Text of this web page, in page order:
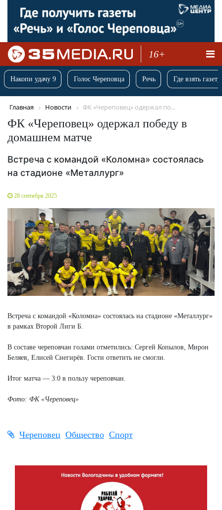
16+
Накопи удачу 9 Голос Череповца Речь Где взять
Главная Новости ФК «Череповец» одержал по...
ФК «Череповец» одержал победу в
домашнем матче
Встреча с командой «Коломна» состоялась
на стадионе «Металлург»
28 сентября 2025
Встреча с командой «Коломна» состоялась на стадионе «Металлург»
в рамках Второй Лиги Б.
В составе череповчан голами отметились: Сергей Копылов, Мирон
Беляев, Елисей Снегирёв. Гости ответить не смогли.
Итог матча — 3:0 в пользу череповчан.
Фото: ФК «Череповец»
Череповец Общество Спорт